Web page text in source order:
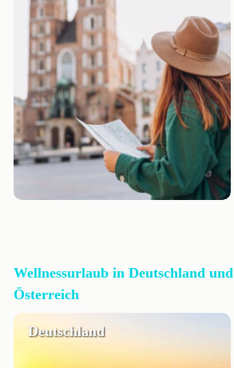
Wellnessurlaub in Deutschland und
Österreich
Deutschland